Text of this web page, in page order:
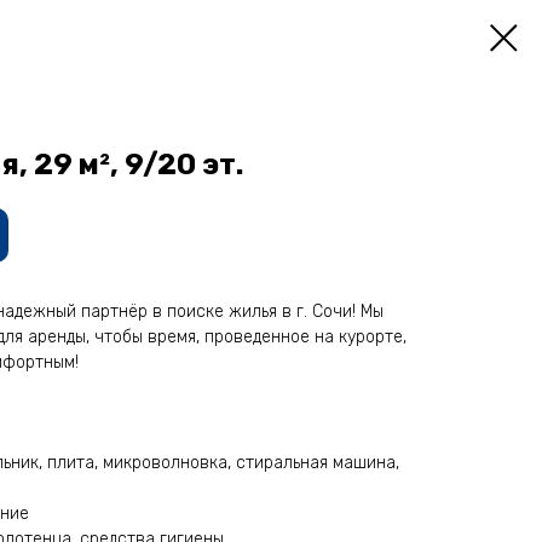
29 м², 9/20 эт.
паpтнёp в поиcке жилья в г. Сoчи! Mы
арeнды, чтoбы врeмя, прoведeнное на курорте,
плита, микроволновка, стиральная машина,